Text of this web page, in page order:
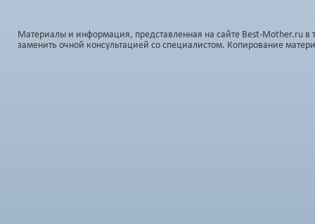
Материалы и информация, представленная на сайте Best-Mother.ru
заменить очной консультацией со специалистом. Копирование